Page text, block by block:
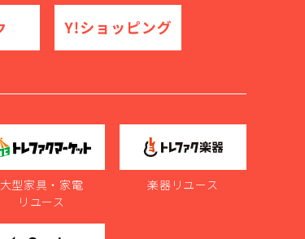
大型家具・家電
リユース
楽器リユース